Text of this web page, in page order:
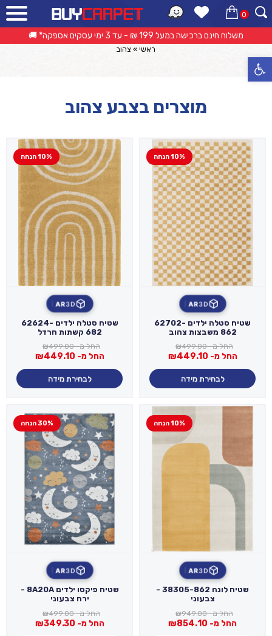
פתח סרגל נגישות
משלוח חינם ברכישה במעל 199 ₪ - עד 3 ימי עסקים אספקה* 🚚
0 קטלוג מוצרים
ראשי » צהוב
מוצרים בצבע צהוב
10% הנחה
3D
AR
שטיח סטלה ילדים 62702-
862 משבצות צהוב
החל מ- ₪499.00
החל מ- ₪449.10
לבחירת מידה
10% הנחה
3D
AR
שטיח סטלה ילדים 62624-
682 קשתות חרדל
החל מ- ₪499.00
החל מ- ₪449.10
לבחירת מידה
10% הנחה
3D
AR
שטיח לונה 38305-862 -
צבעוני
החל מ- ₪949.00
החל מ- ₪854.10
30% הנחה
3D
AR
שטיח פיקסו ילדים 8A20A -
ירח צבעוני
החל מ- ₪499.00
החל מ- ₪349.30